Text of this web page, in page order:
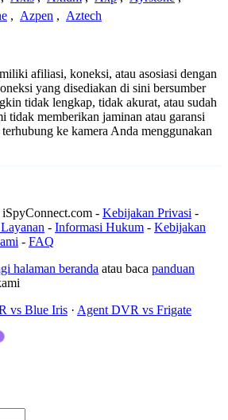
, Azpen , Aztech
afiliasi, koneksi, atau asosiasi dengan
yang disediakan di sini bersumber
tidak lengkap, tidak akurat, atau sudah
tidak memberikan jaminan atau garansi
ke kamera Anda menggunakan
- Kebijakan Privasi -
- Informasi Hukum - Kebijakan
- FAQ
halaman beranda atau baca panduan
vs Blue Iris · Agent DVR vs Frigate